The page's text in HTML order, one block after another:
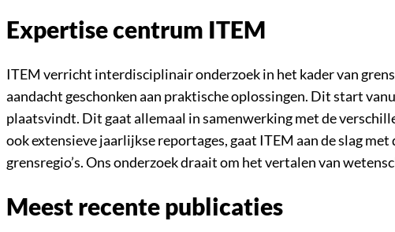
Expertise centrum ITEM
ITEM verricht interdisciplinair onderzoek in het kader van
aandacht geschonken aan praktische oplossingen. Dit start
plaatsvindt. Dit gaat allemaal in samenwerking met de
ook extensieve jaarlijkse reportages, gaat ITEM aan de slag
grensregio’s. Ons onderzoek draait om het vertalen van
Meest recente publicaties